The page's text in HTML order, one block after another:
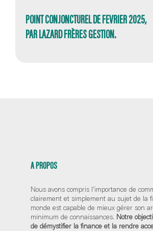
POINT CONJONCTUREL DE FEVRIER 2025,
PAR LAZARD FRÈRES GESTION.
A PROPOS
Nous avons compris l'importance de
clairement et simplement au sujet de la
monde est capable de mieux gérer son
minimum de connaissances. Notre
de démystifier la finance et la rendre